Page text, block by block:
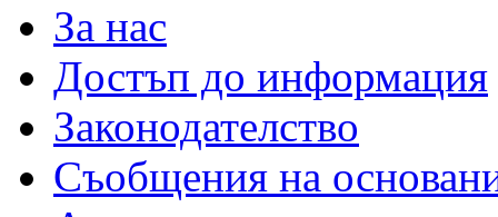
За нас
Достъп до информация
Законодателство
Съобщения на